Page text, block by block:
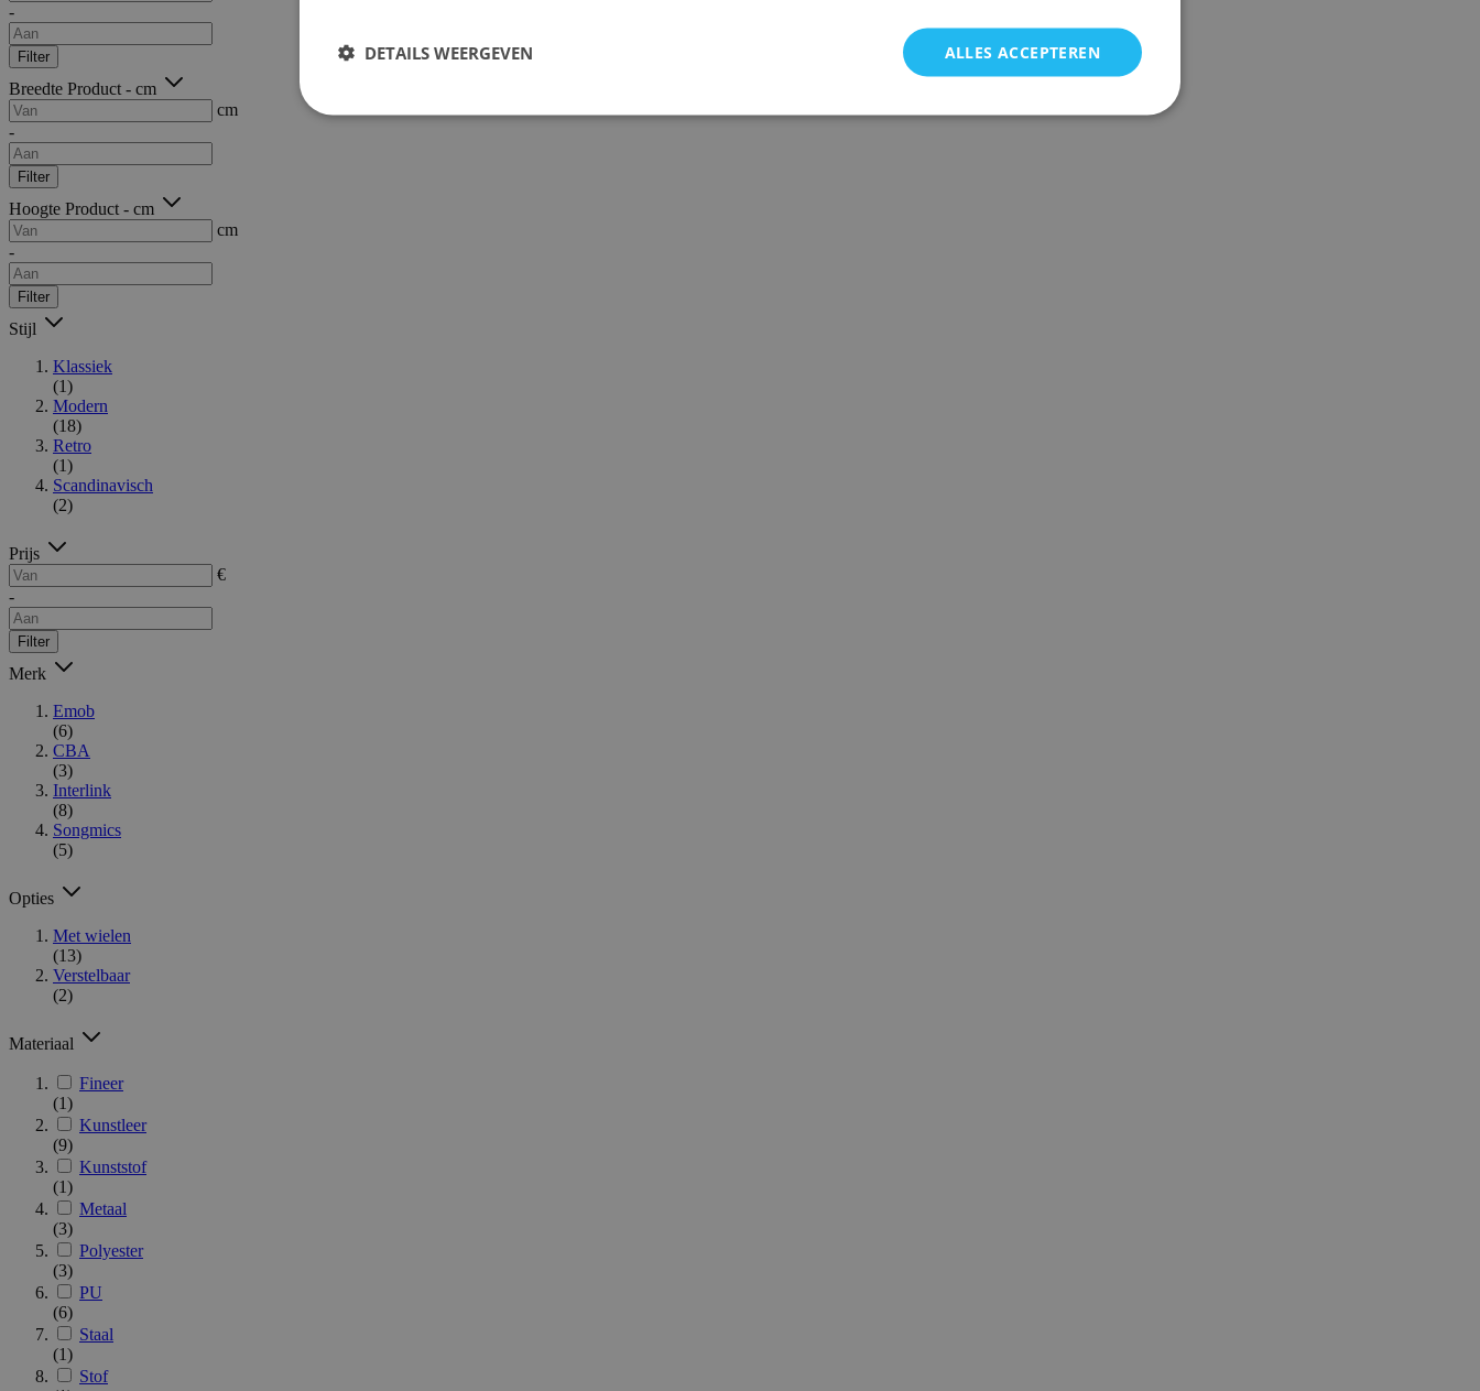
-
Filter
Breedte Product - cm
cm
-
Filter
Hoogte Product - cm
cm
-
Filter
Stijl
Klassiek
(1)
Modern
(18)
Retro
(1)
Scandinavisch
(2)
Prijs
€
-
Filter
Merk
Emob
(6)
CBA
(3)
Interlink
(8)
Songmics
(5)
Opties
Met wielen
(13)
Verstelbaar
(2)
Materiaal
Fineer
(1)
Kunstleer
(9)
Kunststof
(1)
Metaal
(3)
Polyester
(3)
PU
(6)
Staal
(1)
Stof
ALLES ACCEPTEREN
DETAILS WEERGEVEN